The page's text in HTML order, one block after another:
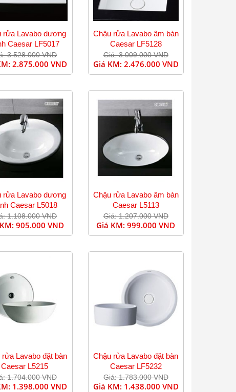
rửa Lavabo dương
Caesar LF5017
3.528.000 VND
2.875.000 VND
Chậu rửa Lavabo âm bàn
Caesar LF5128
Giá: 3.009.000 VND
Giá KM: 2.476.000 VND
rửa Lavabo dương
Caesar L5018
1.108.000 VND
905.000 VND
Chậu rửa Lavabo âm bàn
Caesar L5113
Giá: 1.207.000 VND
Giá KM:999.000 VND
rửa Lavabo đặt bàn
Caesar L5215
1.704.000 VND
1.398.000 VND
Chậu rửa Lavabo đặt bàn
Caesar LF5232
Giá: 1.783.000 VND
Giá KM: 1.438.000 VND